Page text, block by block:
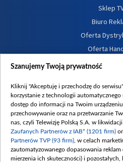
Sklep
Biuro
Oferta
Oferta
Procedura
Szanujemy Twoją prywatność
Kliknij "Akceptuję i przechodzę do
korzystanie z technologii automatycznego
dostęp do informacji na Twoim
przechowywanie oraz na przetwarzanie
nas, czyli Telewizję Polską S.A. w likwidacji
Zaufanych Partnerów z IAB* (1201 firm)
Partnerów TVP (93 firm) , w celach
zautomatyzowanego dopasowania
mierzenia ich skuteczności) i